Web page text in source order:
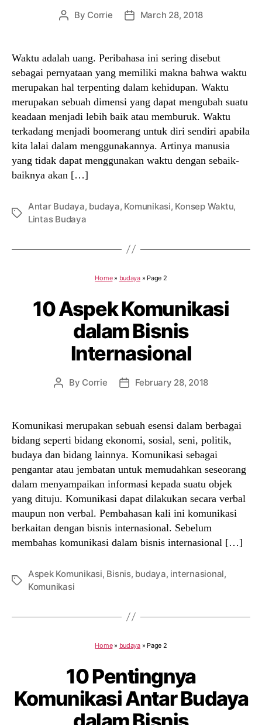
Post
By Corrie
PostMarch 28, 2018
Waktu adalah uang. Peribahasa ini sering disebut
sebagai pernyataan yang memiliki makna bahwa waktu
merupakan hal terpenting dalam kehidupan. Waktu
merupakan sebuah dimensi yang dapat mengubah suatu
keadaan menjadi lebih baik atau memburuk. Waktu
terkadang menjadi boomerang untuk diri sendiri apabila
kita lalai dalam menggunakannya. Artinya manusia
yang tidak dapat menggunakan waktu dengan sebaik-
baiknya akan […]
Tags
Antar Budaya, budaya, Komunikasi, Konsep Waktu,
Lintas Budaya
Home» budaya» Page 2
10 Aspek Komunikasi
dalam Bisnis
Internasional
Post
By Corrie
PostFebruary 28, 2018
Komunikasi merupakan sebuah esensi dalam berbagai
bidang seperti bidang ekonomi, sosial, seni, politik,
budaya dan bidang lainnya. Komunikasi sebagai
pengantar atau jembatan untuk memudahkan seseorang
dalam menyampaikan informasi kepada suatu objek
yang dituju. Komunikasi dapat dilakukan secara verbal
maupun non verbal. Pembahasan kali ini komunikasi
berkaitan dengan bisnis internasional. Sebelum
membahas komunikasi dalam bisnis internasional […]
Tags
Aspek Komunikasi, Bisnis, budaya, internasional,
Komunikasi
Home» budaya» Page 2
10 Pentingnya
Komunikasi Antar Budaya